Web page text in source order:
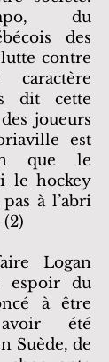
du
des
contre
dit cette
joueurs
est
que le
le hockey
à l’abri
Logan
espoir du
à être
été
Suède, de